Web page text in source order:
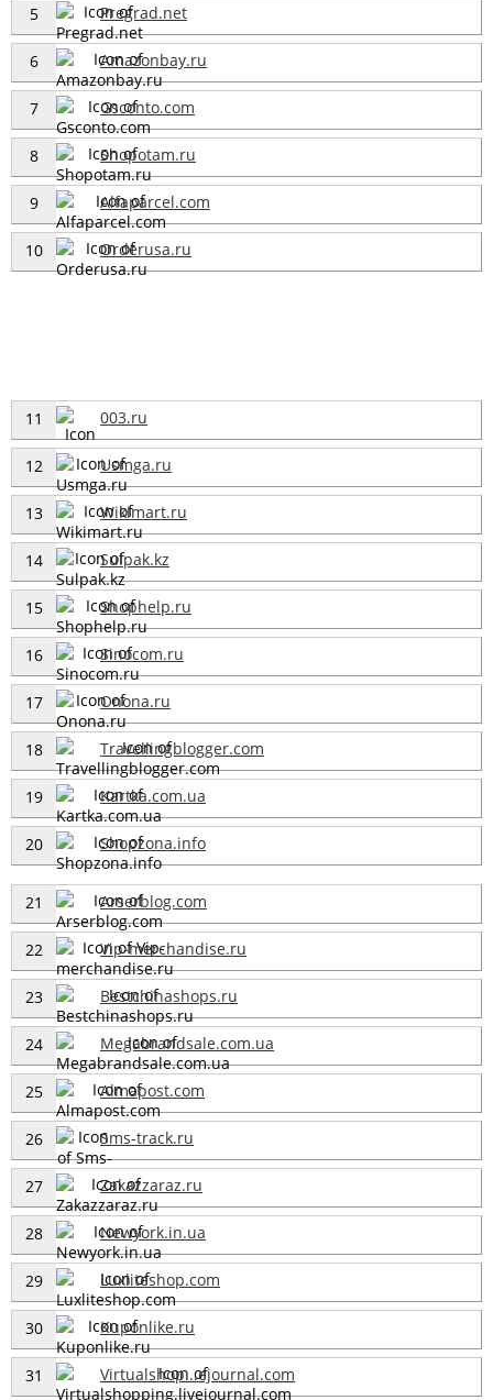
5 Pregrad.net
6 Amazonbay.ru
7 Gsconto.com
8 Shopotam.ru
9 Alfaparcel.com
10 Orderusa.ru
11 003.ru
12 Usmga.ru
13 Wikimart.ru
14 Sulpak.kz
15 Shophelp.ru
16 Sinocom.ru
17 Onona.ru
18 Travellingblogger.com
19 Kartka.com.ua
20 Shopzona.info
21 Arserblog.com
22 Vip-merchandise.ru
23 Bestchinashops.ru
24 Megabrandsale.com.ua
25 Almapost.com
26 Sms-track.ru
27 Zakazzaraz.ru
28 Newyork.in.ua
29 Luxliteshop.com
30 Kuponlike.ru
31 Virtualshop...ejournal.com